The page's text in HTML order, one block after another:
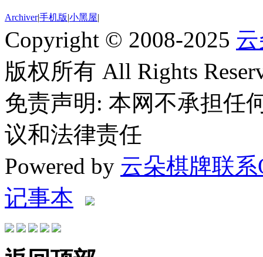
Archiver|手机版|小黑屋|
Copyright © 2008-2025
版权所有 All Rights
免责声明: 本网不承担任
议和法律责任
Powered by 云朵棋牌联系
记事本